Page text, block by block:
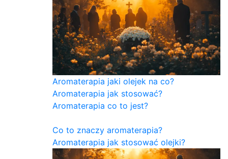
Aromaterapia jaki olejek na co?
Aromaterapia jak stosować?
Aromaterapia co to jest?
Co to znaczy aromaterapia?
Aromaterapia jak stosować olejki?